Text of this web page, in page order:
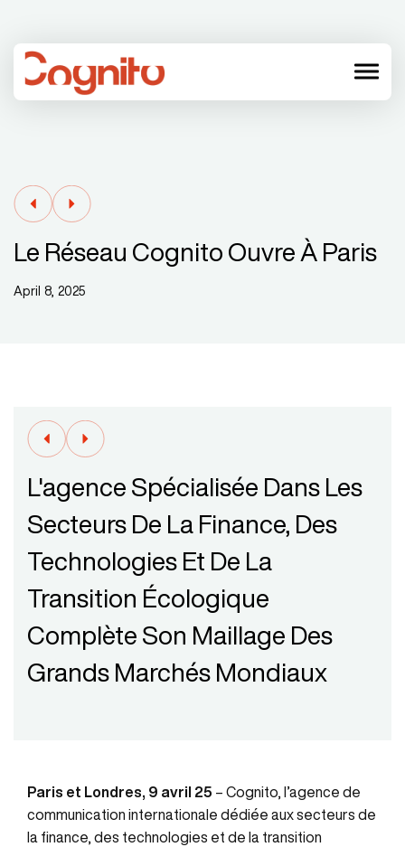
menu
Le Réseau Cognito Ouvre À Paris
April 8, 2025
L'agence Spécialisée Dans Les
Secteurs De La Finance, Des
Technologies Et De La
Transition Écologique
Complète Son Maillage Des
Grands Marchés Mondiaux
Paris et Londres, 9 avril 25 – Cognito, l’agence de
communication internationale dédiée aux secteurs de
la finance, des technologies et de la transition